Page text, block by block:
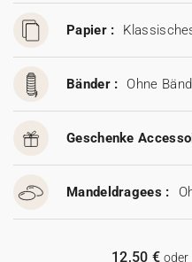
Papier :
Bänder : Ohne
Geschenke
Mandeldragees :
12,50 € oder